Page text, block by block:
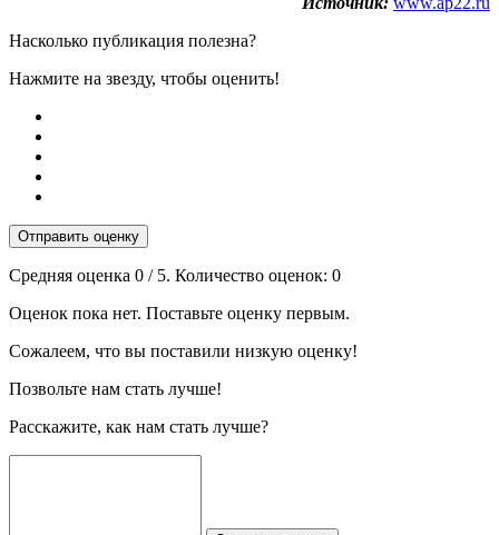
Насколько публикация полезна?
Нажмите на звезду, чтобы оценить!
Отправить оценку
Средняя оценка 0 / 5. Количество оценок: 0
Оценок пока нет. Поставьте оценку первым.
Сожалеем, что вы поставили низкую оценку!
Позвольте нам стать лучше!
Расскажите, как нам стать лучше?